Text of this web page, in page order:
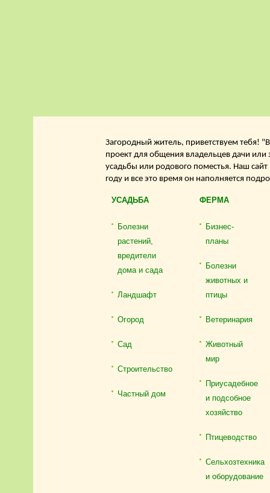
Загородный житель, приветствуем тебя!
проект для общения владельцев дачи или
усадьбы или родового поместья. Наш
году и все это время он наполняется
УСАДЬБА
Болезни
растений,
вредители
дома и сада
Ландшафт
Огород
Сад
Строительство
Частный дом
ФЕРМА
Бизнес-
планы
Болезни
животных и
птицы
Ветеринария
Животный
мир
Приусадебное
и подсобное
хозяйство
Птицеводство
Сельхозтехника
и оборудование